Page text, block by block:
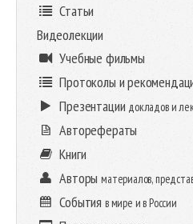
Статьи
Видеолекции
Учебные фильмы
Протоколы и
Презентации докладов и
Авторефераты
Книги
Авторыматериалов,
События в мире и в России